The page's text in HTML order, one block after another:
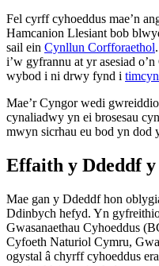
Fel cyrff cyhoeddus mae’n
Hamcanion Llesiant bob
sail ein Cynllun Corfforaethol
i’w gyfrannu at yr asesiad
wybod i ni drwy fynd i
Mae’r Cyngor wedi
cynaliadwy yn ei brosesau
mwyn sicrhau eu bod yn dod
Effaith y Ddeddf
Mae gan y Ddeddf hon
Ddinbych hefyd. Yn
Gwasanaethau Cyhoeddus
Cyfoeth Naturiol Cymru,
ogystal â chyrff cyhoeddus